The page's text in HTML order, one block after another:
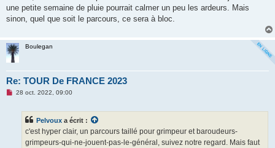
une petite semaine de pluie pourrait calmer un peu les ardeurs. Mais
sinon, quel que soit le parcours, ce sera à bloc.
Boulegan
Re: TOUR De FRANCE 2023
M28 oct. 2022, 09:00
Pelvoux a écrit :
c'est hyper clair, un parcours taillé pour grimpeur et baroudeurs-
grimpeurs-qui-ne-jouent-pas-le-général, suivez notre regard. Mais faut